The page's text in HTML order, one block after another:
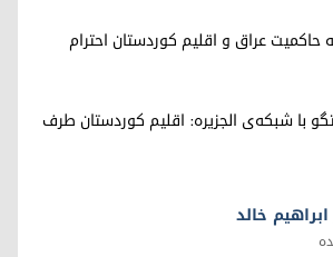
حاکمیت عراق و اقلیم کوردستان احترام
با شبکه‌ی الجزیره: اقلیم کوردستان طرف
خالد